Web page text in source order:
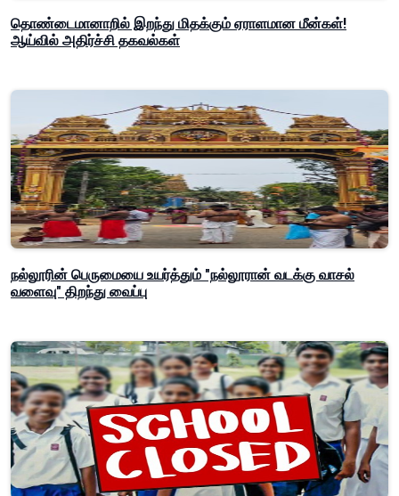
தொண்டைமானாறில் இறந்து மிதக்கும் ஏராளமான மீன்கள்!
ஆய்வில் அதிர்ச்சி தகவல்கள்
நல்லூரின் பெருமையை உயர்த்தும் "நல்லூரான் வடக்கு வாசல்
வளைவு" திறந்து வைப்பு